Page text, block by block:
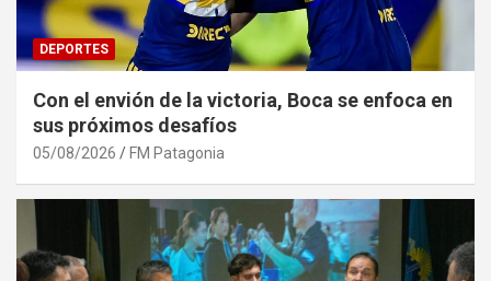
DEPORTES
Con el envión de la victoria, Boca se enfoca en
sus próximos desafíos
05/08/2026 FM Patagonia